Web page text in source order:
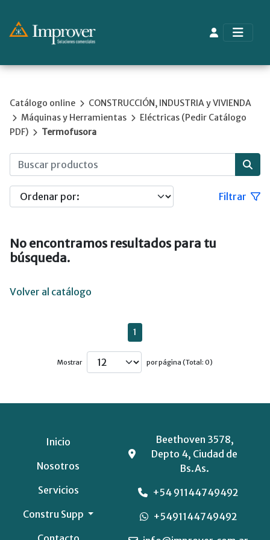
Catálogo online
CONSTRUCCIÓN, INDUSTRIA y VIVIENDA
Máquinas y Herramientas
Eléctricas (Pedir Catálogo
PDF)
Termofusora
Filtrar
No encontramos resultados para tu
búsqueda.
Volver al catálogo
1
Mostrar por página (Total: 0)
Inicio
Nosotros
Servicios
Constru Supp
Beethoven 3578,
Depto 4, Ciudad de
Bs.As.
+54 91144749492
+5491144749492